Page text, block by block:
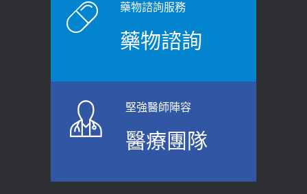
藥物諮詢服務
藥物諮詢
堅強醫師陣容
醫療團隊